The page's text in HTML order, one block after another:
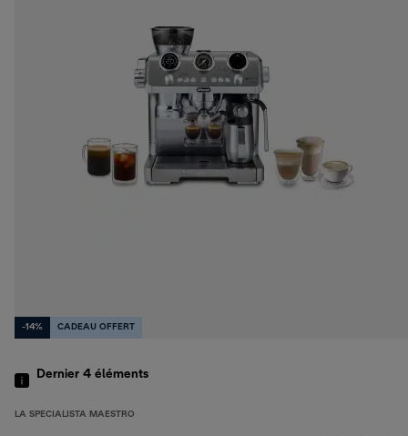
-14% CADEAU OFFERT
Dernier 4 éléments
LA SPECIALISTA MAESTRO